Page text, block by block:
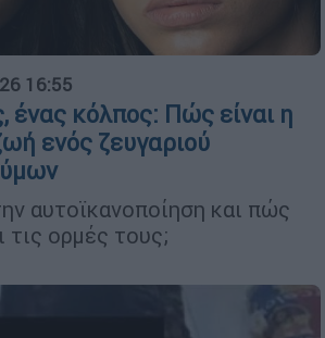
16:55
ένας κόλπος: Πώς είναι η
ενός ζευγαριού
αυτοϊκανοποίηση και πώς
τις ορμές τους;